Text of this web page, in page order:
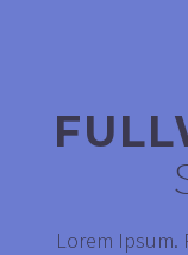
Lorem Ipsum.